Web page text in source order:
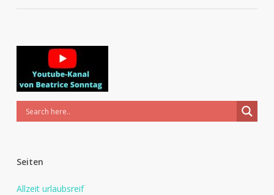
Seiten
Allzeit urlaubsreif